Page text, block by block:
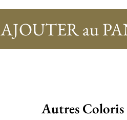
AJOUTER au
Autres Coloris